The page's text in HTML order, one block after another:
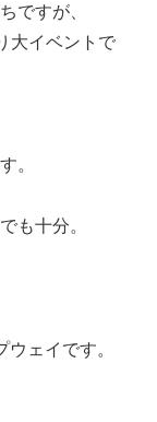
ですが、
大イベントで
。
も十分。
ェイです。